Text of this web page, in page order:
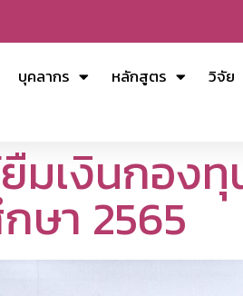
บุคลากร หลักสูตร วิจัย
มเงินกองทุ
ษา 2565